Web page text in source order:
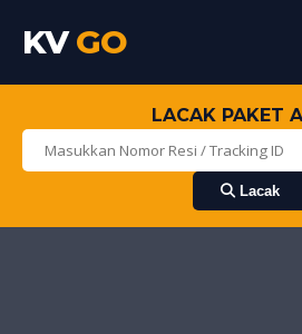
KVGO
LACAK PAKET
Lacak